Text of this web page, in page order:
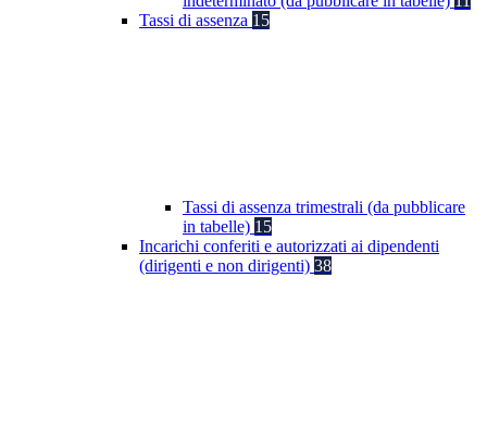
Tassi di assenza 15
Tassi di assenza trimestrali (da pubblicare
in tabelle) 15
Incarichi conferiti e autorizzati ai dipendenti
(dirigenti e non dirigenti) 38